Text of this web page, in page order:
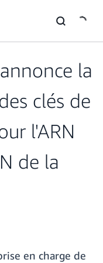
la
clés de
l'ARN
de la
en charge de